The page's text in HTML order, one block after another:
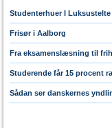
Studenterhuer I Luksustelte
Frisør i Aalborg
Fra eksamenslæsning til
Studerende får 15 procent
Sådan ser danskernes